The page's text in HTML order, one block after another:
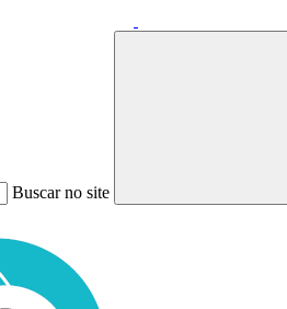
Buscar no site